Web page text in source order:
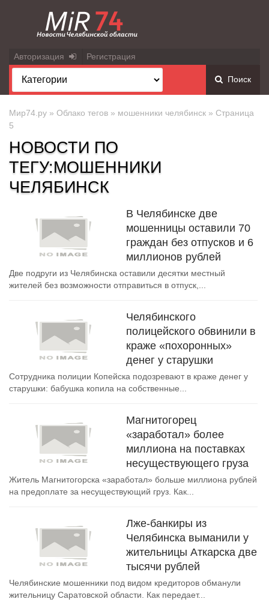
Авторизация Регистрация
Поиск
Мир74.ру » Облако тегов » мошенники челябинск » Страница
5
НОВОСТИ ПО
ТЕГУ:МОШЕННИКИ
ЧЕЛЯБИНСК
В Челябинске две
мошенницы оставили 70
граждан без отпусков и 6
миллионов рублей
Две подруги из Челябинска оставили десятки местный
жителей без возможности отправиться в отпуск,...
Челябинского
полицейского обвинили в
краже «похоронных»
денег у старушки
Сотрудника полиции Копейска подозревают в краже денег у
старушки: бабушка копила на собственные...
Магнитогорец
«заработал» более
миллиона на поставках
несуществующего груза
Житель Магнитогорска «заработал» больше миллиона рублей
на предоплате за несуществующий груз. Как...
Лже-банкиры из
Челябинска выманили у
жительницы Аткарска две
тысячи рублей
Челябинские мошенники под видом кредиторов обманули
жительницу Саратовской области. Как передает...